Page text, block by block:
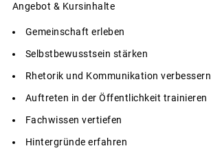
Angebot & Kursinhalte
Gemeinschaft erleben
Selbstbewusstsein stärken
Rhetorik und Kommunikation verbessern
Auftreten in der Öffentlichkeit trainieren
Fachwissen vertiefen
Hintergründe erfahren